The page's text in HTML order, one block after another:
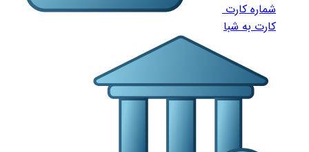
شماره کارت
کارت به شبا